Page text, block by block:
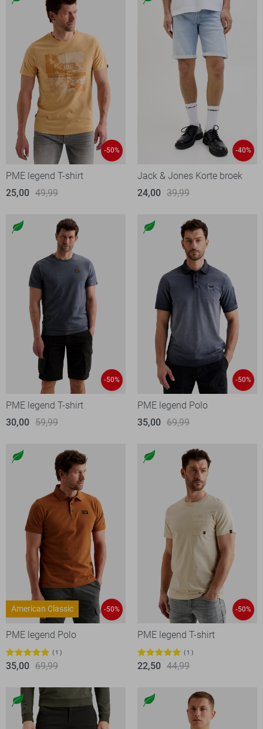
-50%
PME legend T-shirt
25,00 49,99
-40%
Jack & Jones Korte broek
24,00 39,99
-50%
PME legend T-shirt
30,00 59,99
-50%
PME legend Polo
35,00 69,99
American Classic -50%
PME legend Polo
1
35,00 69,99
-50%
PME legend T-shirt
1
22,50 44,99